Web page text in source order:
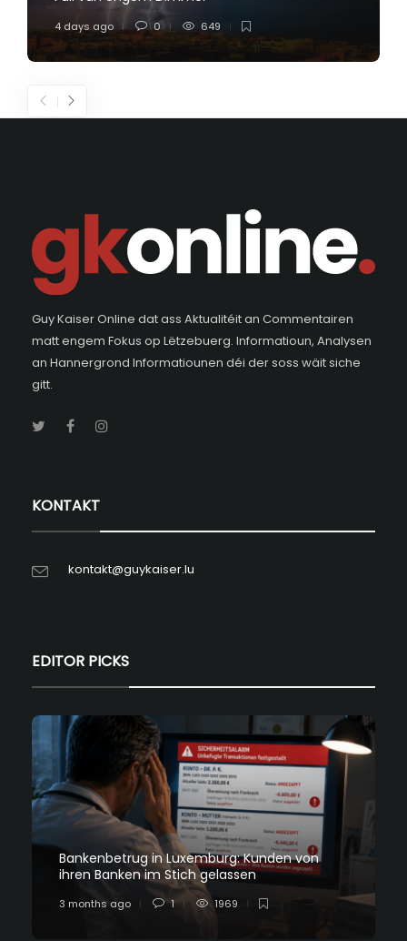
4 days ago 0 649
Guy Kaiser Online dat ass Aktualitéit an Commentairen
matt engem Fokus op Lëtzebuerg. Informatioun, Analysen
an Hannergrond Informatiounen déi der soss wäit siche
gitt.
KONTAKT
kontakt@guykaiser.lu
EDITOR PICKS
Bankenbetrug in Luxemburg: Kunden von
ihren Banken im Stich gelassen
3 months ago 1 1969